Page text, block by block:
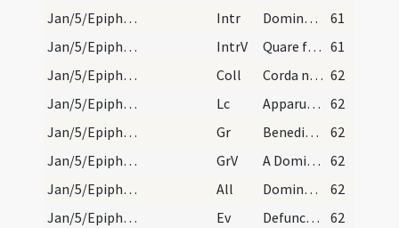
Jan/5/Epiphania (Vigilia)/M2/Mass Propers
Intr Dominus dixit ad me
61
Jan/5/Epiphania (Vigilia)/M2/Mass Propers
IntrV Quare fremuerunt gentes 61
Jan/5/Epiphania (Vigilia)/M2/Mass Propers
Coll Corda nostra quaesumus Domine venturae festivitatis splendor illustret ... claritatis aeternae. 62
Jan/5/Epiphania (Vigilia)/M2/Mass Propers
Lc Apparuit gratia Dei Salvatoris nostri omnibus hominibus
62
Jan/5/Epiphania (Vigilia)/M2/Mass Propers
Gr Benedictus qui venit in nomine Domini
62
Jan/5/Epiphania (Vigilia)/M2/Mass Propers
GrV A Domino factum est istud
62
Jan/5/Epiphania (Vigilia)/M2/Mass Propers
All Dominus regnavit decorem indutus est
62
Jan/5/Epiphania (Vigilia)/M2/Mass Propers
Ev Defuncto Herode
62